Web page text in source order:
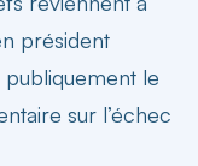
président
le
sur l’échec